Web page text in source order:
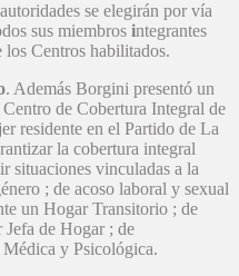
se elegirán por vía
sus miembros integrantes
Centros habilitados.
. Además Borgini presentó un
de Cobertura Integral de
residente en el Partido de La
la cobertura integral
situaciones vinculadas a la
; de acoso laboral y sexual
un Hogar Transitorio ; de
Jefa de Hogar ; de
Médica y Psicológica.